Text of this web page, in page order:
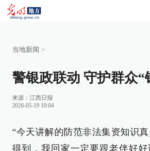
当地新闻 >
警银政联动 守护群众“
来源： 江西日报
2026-05-19 10:04
“今天讲解的防范非法集资知识
得到，我回家一定要跟老伴好好